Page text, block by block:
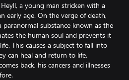
a young man stricken with a
early age. On the verge of death,
paranormal substance known as the
the human soul and prevents it
This causes a subject to fall into
can heal and return to life.
back, his cancers and illnesses